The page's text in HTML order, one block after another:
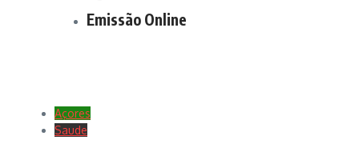
Emissão Online
Açores
Saude